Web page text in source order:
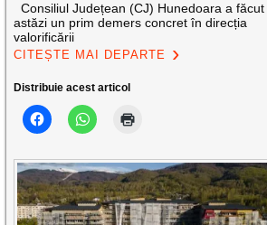
Consiliul Județean (CJ) Hunedoara a făcut
astăzi un prim demers concret în direcția
valorificării
CITEȘTE MAI DEPARTE
Distribuie acest articol